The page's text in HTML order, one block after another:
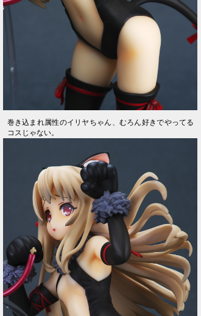
巻き込まれ属性のイリヤちゃん、むろん好きでやってる
コスじゃない。